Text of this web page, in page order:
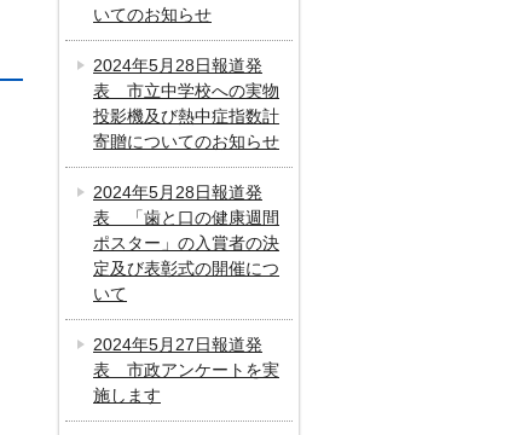
いてのお知らせ
2024年5月28日報道発
表 市立中学校への実物
投影機及び熱中症指数計
寄贈についてのお知らせ
2024年5月28日報道発
表 「歯と口の健康週間
ポスター」の入賞者の決
定及び表彰式の開催につ
いて
2024年5月27日報道発
表 市政アンケートを実
施します